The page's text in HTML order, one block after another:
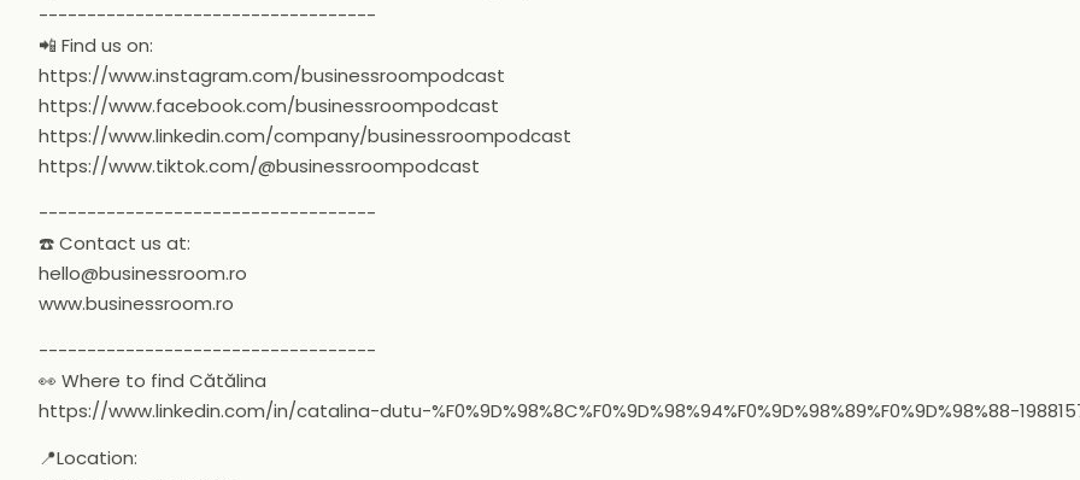
-----------------------------------
📲 Find us on:
https://www.instagram.com/businessroompodcast
https://www.facebook.com/businessroompodcast
https://www.linkedin.com/company/businessroompodcast
https://www.tiktok.com/@businessroompodcast
-----------------------------------
☎️ Contact us at:
hello@businessroom.ro
www.businessroom.ro
-----------------------------------
👀 Where to find Cătălina
https://www.linkedin.com/in/catalina-dutu-%F0%9D%98%8C%F0%9D%98%94%F0%9D%98%89%F0%9D%98%88-
📍Location: